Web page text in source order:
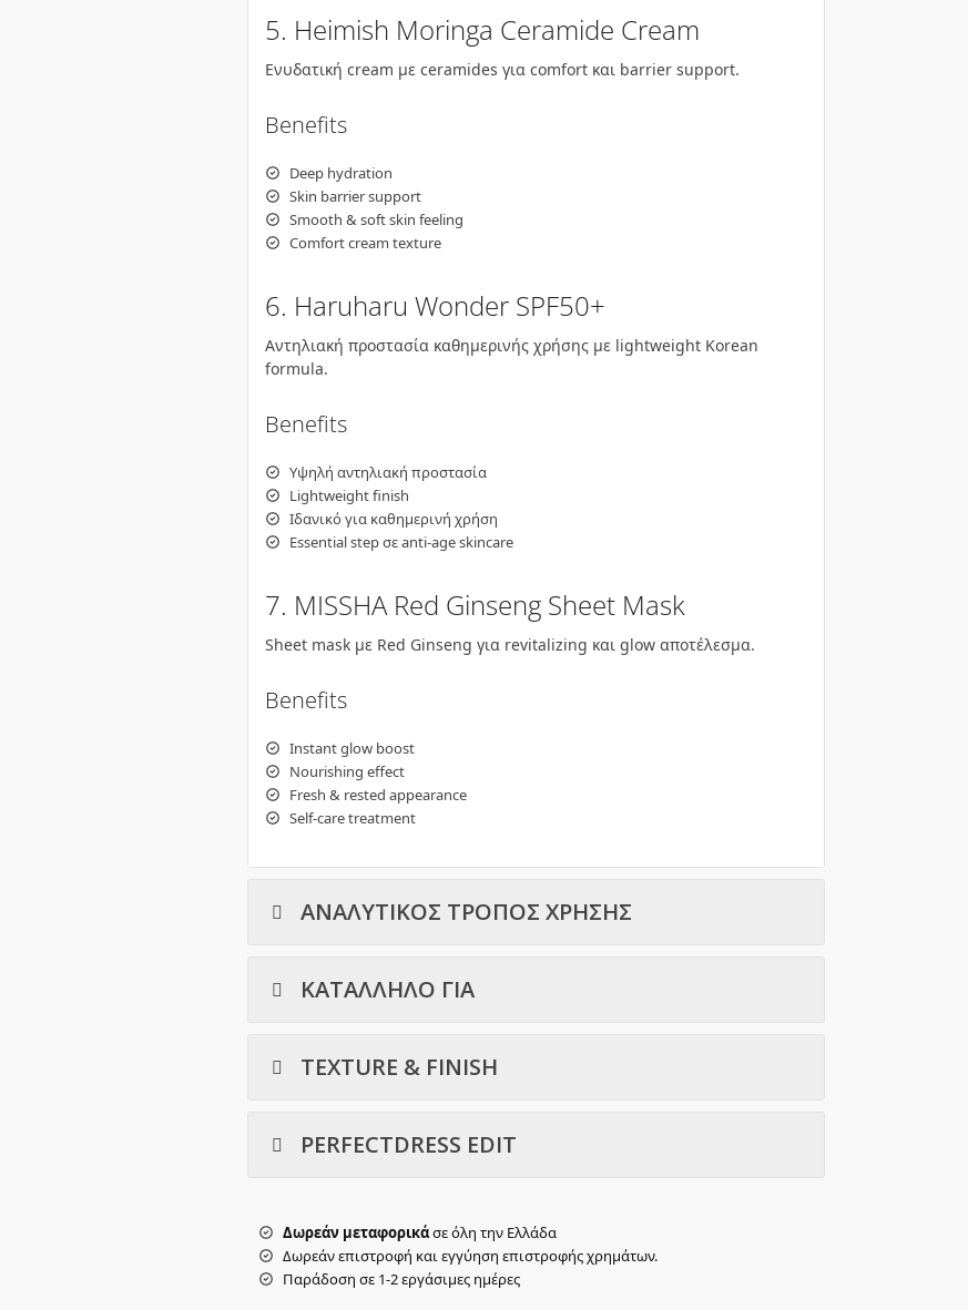
5. Heimish Moringa Ceramide Cream
Ενυδατική cream με ceramides για comfort και barrier support.
Benefits
Deep hydration
Skin barrier support
Smooth & soft skin feeling
Comfort cream texture
6. Haruharu Wonder SPF50+
Αντηλιακή προστασία καθημερινής χρήσης με lightweight Korean
formula.
Benefits
Υψηλή αντηλιακή προστασία
Lightweight finish
Ιδανικό για καθημερινή χρήση
Essential step σε anti-age skincare
7. MISSHA Red Ginseng Sheet Mask
Sheet mask με Red Ginseng για revitalizing και glow αποτέλεσμα.
Benefits
Instant glow boost
Nourishing effect
Fresh & rested appearance
Self-care treatment
ΑΝΑΛΥΤΙΚΟΣ ΤΡΟΠΟΣ ΧΡΗΣΗΣ
ΚΑΤΑΛΛΗΛΟ ΓΙΑ
TEXTURE & FINISH
PERFECTDRESS EDIT
Δωρεάν μεταφορικάσε όλη την Ελλάδα
Δωρεάν επιστροφή και εγγύηση επιστροφής χρημάτων.
Παράδοση σε 1-2 εργάσιμες ημέρες